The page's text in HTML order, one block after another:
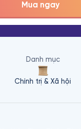
Mua ngay
Danh mục
Chính trị & Xã hội